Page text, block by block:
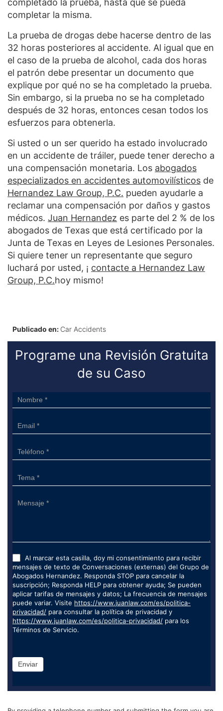
completado la prueba, hasta que se pueda
completar la misma.
La prueba de drogas debe hacerse dentro de las
32 horas posteriores al accidente. Al igual que en
el caso de la prueba de alcohol, cada dos horas
el patrón debe presentar un documento que
explique por qué no se ha completado la prueba.
Sin embargo, si la prueba no se ha completado
después de 32 horas, entonces cesan todos los
esfuerzos para obtenerla.
Si usted o un ser querido ha estado involucrado
en un accidente de tráiler, puede tener derecho a
una compensación monetaria. Los abogados
especializados en accidentes automovilísticos de
Hernandez Law Group, P.C. pueden ayudarle a
reclamar una compensación por daños y gastos
médicos. Juan Hernandez es parte del 2 % de los
abogados de Texas que está certificado por la
Junta de Texas en Leyes de Lesiones Personales.
Si quiere tener un representante que seguro
luchará por usted, ¡ contacte a Hernandez Law
Group, P.C.hoy mismo!
Publicado en: Car Accidents
Programe una Revisión Gratuita
de su Caso
Sidebar
Form
Al marcar esta casilla, doy mi consentimiento para recibir
mensajes de texto de Conversaciones (externas) del Grupo de
Abogados Hernandez. Responda STOP para cancelar la
suscripción; Responda HELP para obtener ayuda; Se pueden
aplicar tarifas de mensajes y datos; La frecuencia de mensajes
puede variar. Visite https://www.juanlaw.com/es/politica-
privacidad/ para consultar la política de privacidad y
https://www.juanlaw.com/es/politica-privacidad/ para los
Términos de Servicio.
Enviar